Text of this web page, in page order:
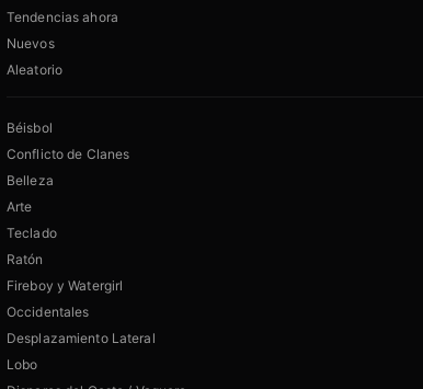
Tendencias ahora
Nuevos
Aleatorio
Béisbol
Conflicto de Clanes
Belleza
Arte
Teclado
Ratón
Fireboy y Watergirl
Occidentales
Desplazamiento Lateral
Lobo